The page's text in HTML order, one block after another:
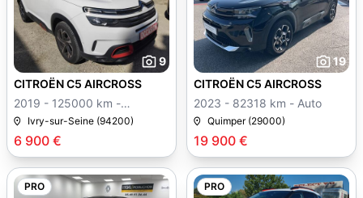
9
6 900 €
CITROËN C5 AIRCROSS
2019 - 125000 km -
Manuelle
Ivry-sur-Seine (94200)
19
19 900 €
CITROËN C5 AIRCROSS
2023 - 82318 km - Auto
Quimper (29000)
PRO PRO